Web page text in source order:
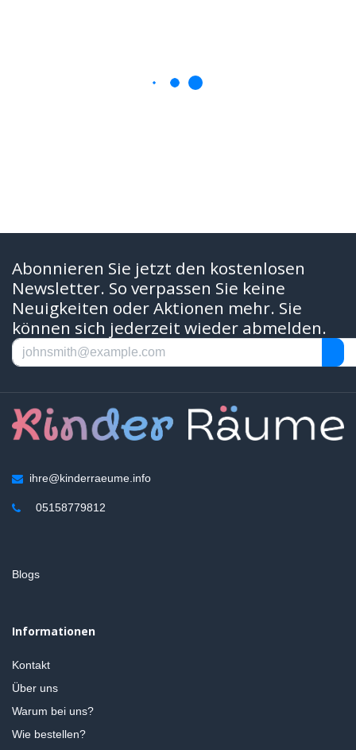
Abonnieren Sie jetzt den kostenlosen
Newsletter. So verpassen Sie keine
Neuigkeiten oder Aktionen mehr. Sie
können sich jederzeit wieder abmelden.
ihre@kinderraeume.info
05158779812
Blogs
Informationen
Kontakt
Über uns
Warum bei uns?
Wie bestellen?